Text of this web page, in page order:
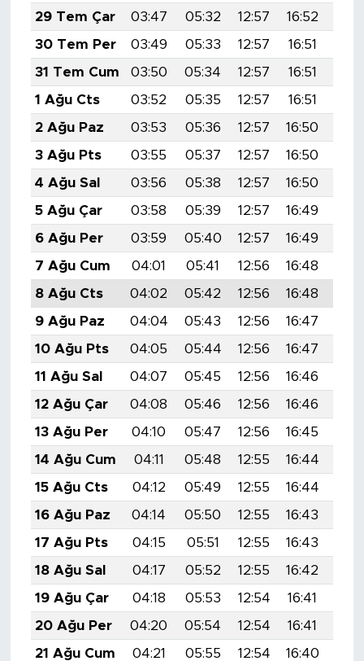
29 Tem Çar
03:47 05:32 12:57 16:52
30 Tem Per
03:49 05:33 12:57 16:51
31 Tem Cum
03:50 05:34 12:57 16:51
1 Ağu Cts
03:52 05:35 12:57 16:51
2 Ağu Paz
03:53 05:36 12:57 16:50
3 Ağu Pts
03:55 05:37 12:57 16:50
4 Ağu Sal
03:56 05:38 12:57 16:50
5 Ağu Çar
03:58 05:39 12:57 16:49
6 Ağu Per
03:59 05:40 12:57 16:49
7 Ağu Cum
04:01 05:41 12:56 16:48
8 Ağu Cts
04:02 05:42 12:56 16:48
9 Ağu Paz
04:04 05:43 12:56 16:47
10 Ağu Pts
04:05 05:44 12:56 16:47
11 Ağu Sal
04:07 05:45 12:56 16:46
12 Ağu Çar
04:08 05:46 12:56 16:46
13 Ağu Per
04:10 05:47 12:56 16:45
14 Ağu Cum
04:11 05:48 12:55 16:44
15 Ağu Cts
04:12 05:49 12:55 16:44
16 Ağu Paz
04:14 05:50 12:55 16:43
17 Ağu Pts
04:15 05:51 12:55 16:43
18 Ağu Sal
04:17 05:52 12:55 16:42
19 Ağu Çar
04:18 05:53 12:54 16:41
20 Ağu Per
04:20 05:54 12:54 16:41
21 Ağu Cum
04:21 05:55 12:54 16:40